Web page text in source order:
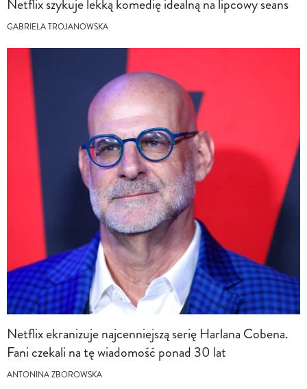
Netflix szykuje lekką komedię idealną na lipcowy seans
GABRIELA TROJANOWSKA
Netflix ekranizuje najcenniejszą serię Harlana Cobena.
Fani czekali na tę wiadomość ponad 30 lat
ANTONINA ZBOROWSKA